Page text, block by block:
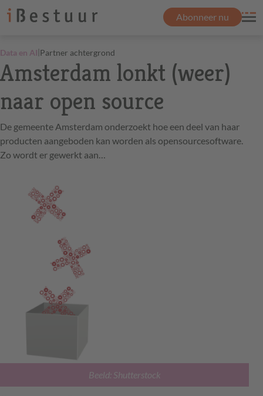
Abonneer nu
Data en AI|Partner achtergrond
Amsterdam lonkt (weer)
naar open source
De gemeente Amsterdam onderzoekt hoe een deel van haar
producten aangeboden kan worden als opensourcesoftware.
Zo wordt er gewerkt aan…
Beeld: Shutterstock